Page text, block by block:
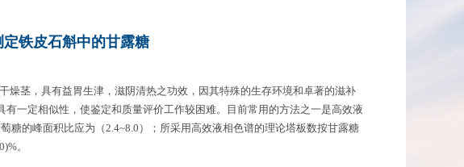
铁皮石斛中的甘露糖
燥茎，具有益胃生津，滋阴清热之功效，因其特殊的生存环境和卓著的滋补
一定相似性，使鉴定和质量评价工作较困难。目前常用的方法之一是高效液
糖的峰面积比应为（2.4~8.0）；所采用高效液相色谱的理论塔板数按甘露糖
。